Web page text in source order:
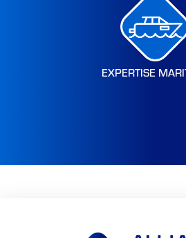
EXPERTISE